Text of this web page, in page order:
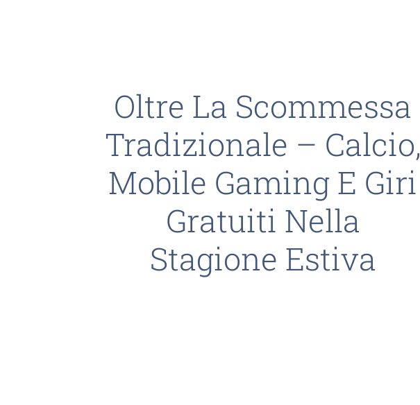
Oltre La Scommessa
Tradizionale – Calcio,
Mobile Gaming E Giri
Gratuiti Nella
Stagione Estiva